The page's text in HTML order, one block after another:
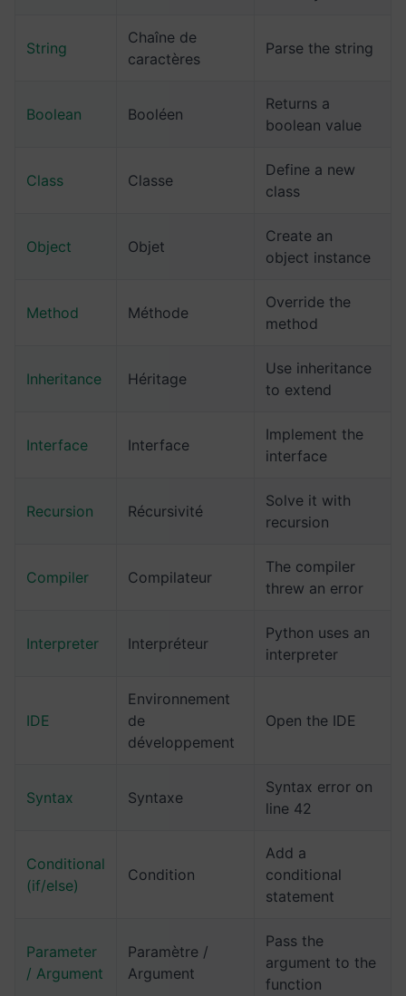
String
Chaîne de
caractères
Parse the string
Boolean Booléen
Returns a
boolean value
Class Classe
Define a new
class
Object Objet
Create an
object instance
Method Méthode
Override the
method
Inheritance Héritage
Use inheritance
to extend
Interface Interface
Implement the
interface
Recursion Récursivité
Solve it with
recursion
Compiler Compilateur
The compiler
threw an error
Interpreter Interpréteur
Python uses an
interpreter
IDE
Environnement
de
développement
Open the IDE
Syntax Syntaxe
Syntax error on
line 42
Conditional
(if/else)
Condition
Add a
conditional
statement
Parameter
/ Argument
Paramètre /
Argument
Pass the
argument to the
function